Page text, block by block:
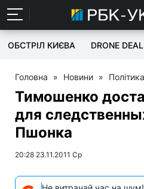
ОБСТРІЛ КИЄВА DRONE
Головна » Новини » Політика
Тимошенко
для
Пшонка
20:28 23.11.2011 Ср